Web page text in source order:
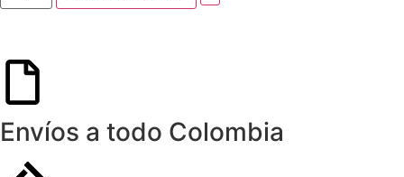
Envíos a todo Colombia